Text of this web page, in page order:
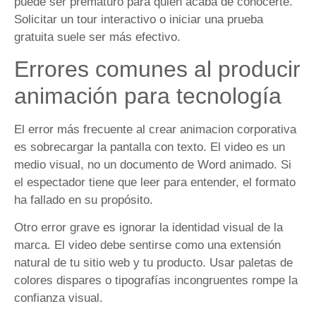
Solicitar un tour interactivo o iniciar una prueba
gratuita suele ser más efectivo.
Errores comunes al producir
animación para tecnología
El error más frecuente al crear animacion corporativa
es sobrecargar la pantalla con texto. El video es un
medio visual, no un documento de Word animado. Si
el espectador tiene que leer para entender, el formato
ha fallado en su propósito.
Otro error grave es ignorar la identidad visual de la
marca. El video debe sentirse como una extensión
natural de tu sitio web y tu producto. Usar paletas de
colores dispares o tipografías incongruentes rompe la
confianza visual.